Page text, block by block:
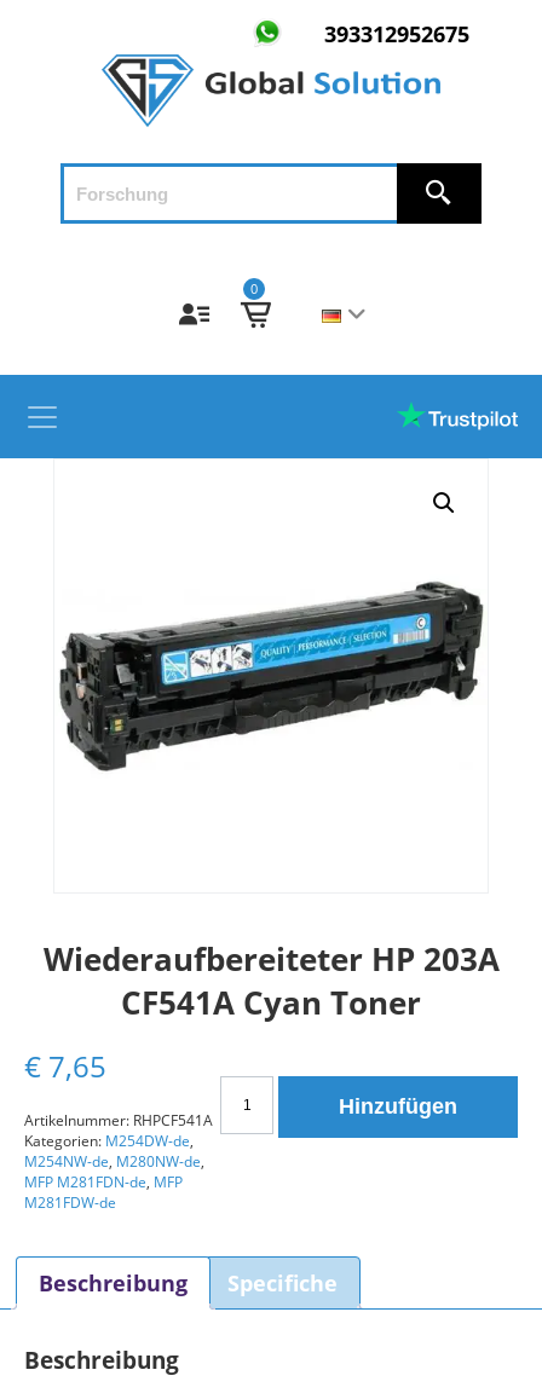
393312952675
0
Wiederaufbereiteter HP 203A
CF541A Cyan Toner
€ 7,65
HP
Menge
Hinzufügen
Artikelnummer: RHPCF541A
Kategorien: M254DW-de,
M254NW-de, M280NW-de,
MFP M281FDN-de, MFP
M281FDW-de
Beschreibung Specifiche
Beschreibung